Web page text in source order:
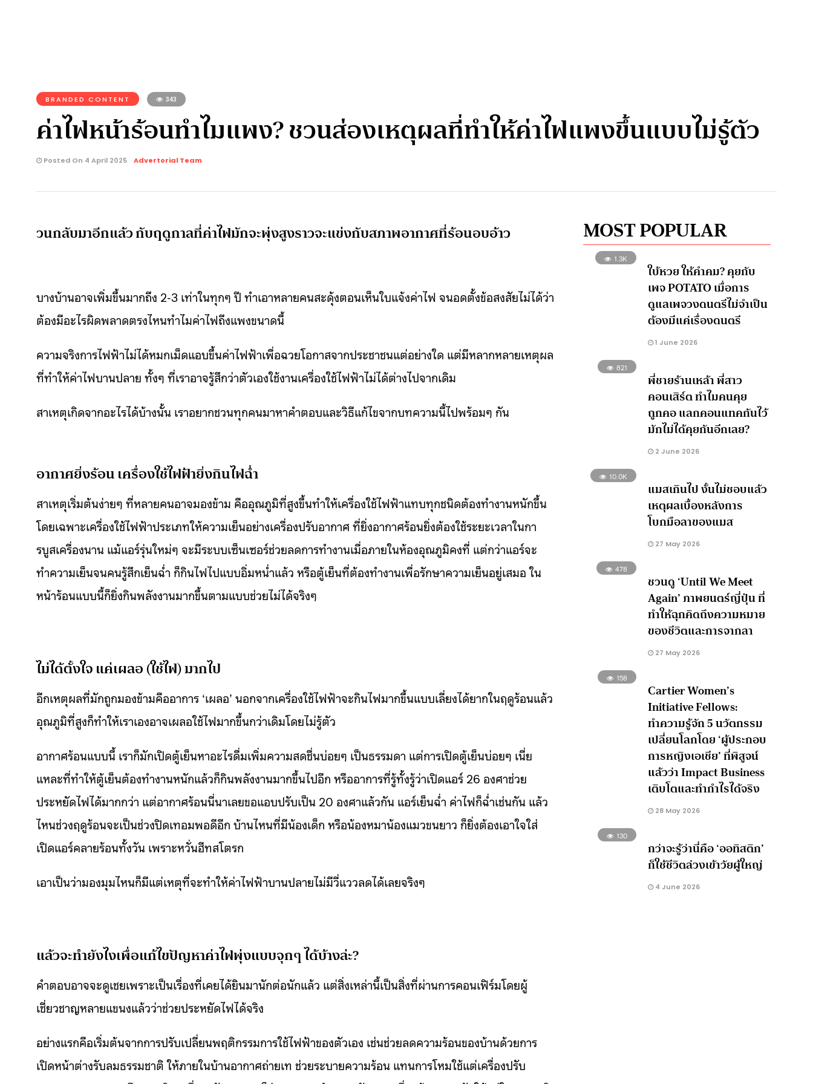
BRANDED CONTENT 343
ค่าไฟหน้าร้อนทำไมแพง? ชวนส่องเหตุผลที่ทำให้ค่าไฟแพงขึ้นแบบไม่รู้ตัว
Posted On 4 April 2025 Advertorial Team
วนกลับมาอีกแล้ว กับฤดูกาลที่ค่าไฟมักจะพุ่งสูงราวจะแข่งกับสภาพอากาศที่ร้อนอบอ้าว
บางบ้านอาจเพิ่มขึ้นมากถึง 2-3 เท่าในทุกๆ ปี ทำเอาหลายคนสะดุ้งตอนเห็นใบแจ้งค่าไฟ จนอดตั้งข้อสงสัยไม่ได้ว่า
ต้องมีอะไรผิดพลาดตรงไหนทำไมค่าไฟถึงแพงขนาดนี้
ความจริงการไฟฟ้าไม่ได้หมกเม็ดแอบขึ้นค่าไฟฟ้าเพื่อฉวยโอกาสจากประชาชนแต่อย่างใด แต่มีหลากหลายเหตุผล
ที่ทำให้ค่าไฟบานปลาย ทั้งๆ ที่เราอาจรู้สึกว่าตัวเองใช้งานเครื่องใช้ไฟฟ้าไม่ได้ต่างไปจากเดิม
สาเหตุเกิดจากอะไรได้บ้างนั้น เราอยากชวนทุกคนมาหาคำตอบและวิธีแก้ไขจากบทความนี้ไปพร้อมๆ กัน
อากาศยิ่งร้อน เครื่องใช้ไฟฟ้ายิ่งกินไฟฉ่ำ
สาเหตุเริ่มต้นง่ายๆ ที่หลายคนอาจมองข้าม คืออุณภูมิที่สูงขึ้นทำให้เครื่องใช้ไฟฟ้าแทบทุกชนิดต้องทำงานหนักขึ้น
โดยเฉพาะเครื่องใช้ไฟฟ้าประเภทให้ความเย็นอย่างเครื่องปรับอากาศ ที่ยิ่งอากาศร้อนยิ่งต้องใช้ระยะเวลาในกา
รบูสเครื่องนาน แม้แอร์รุ่นใหม่ๆ จะมีระบบเซ็นเซอร์ช่วยลดการทำงานเมื่อภายในห้องอุณภูมิคงที่ แต่กว่าแอร์จะ
ทำความเย็นจนคนรู้สึกเย็นฉ่ำ ก็กินไฟไปแบบอิ่มหน่ำแล้ว หรือตู้เย็นที่ต้องทำงานเพื่อรักษาความเย็นอยู่เสมอ ใน
หน้าร้อนแบบนี้ก็ยิ่งกินพลังงานมากขึ้นตามแบบช่วยไม่ได้จริงๆ
ไม่ได้ตั้งใจ แค่เผลอ (ใช้ไฟ) มากไป
อีกเหตุผลที่มักถูกมองข้ามคืออาการ ‘เผลอ’ นอกจากเครื่องใช้ไฟฟ้าจะกินไฟมากขึ้นแบบเลี่ยงได้ยากในฤดูร้อนแล้ว
อุณภูมิที่สูงก็ทำให้เราเองอาจเผลอใช้ไฟมากขึ้นกว่าเดิมโดยไม่รู้ตัว
อากาศร้อนแบบนี้ เราก็มักเปิดตู้เย็นหาอะไรดื่มเพิ่มความสดชื่นบ่อยๆ เป็นธรรมดา แต่การเปิดตู้เย็นบ่อยๆ เนี่ย
แหละที่ทำให้ตู้เย็นต้องทำงานหนักแล้วก็กินพลังงานมากขึ้นไปอีก หรืออาการที่รู้ทั้งรู้ว่าเปิดแอร์ 26 องศาช่วย
ประหยัดไฟได้มากกว่า แต่อากาศร้อนนี่นาเลยขอแอบปรับเป็น 20 องศาแล้วกัน แอร์เย็นฉ่ำ ค่าไฟก็ฉ่ำเช่นกัน แล้ว
ไหนช่วงฤดูร้อนจะเป็นช่วงปิดเทอมพอดีอีก บ้านไหนที่มีน้องเด็ก หรือน้องหมาน้องแมวขนยาว ก็ยิ่งต้องเอาใจใส่
เปิดแอร์คลายร้อนทั้งวัน เพราะหวั่นฮีทสโตรก
เอาเป็นว่ามองมุมไหนก็มีแต่เหตุที่จะทำให้ค่าไฟฟ้าบานปลายไม่มีวี่แววลดได้เลยจริงๆ
แล้วจะทำยังไงเพื่อแก้ไขปัญหาค่าไฟพุ่งแบบจุกๆ ได้บ้างล่ะ?
คำตอบอาจจะดูเชยเพราะเป็นเรื่องที่เคยได้ยินมานักต่อนักแล้ว แต่สิ่งเหล่านี้เป็นสิ่งที่ผ่านการคอนเฟิร์มโดยผู้
เชี่ยวชาญหลายแขนงแล้วว่าช่วยประหยัดไฟได้จริง
อย่างแรกคือเริ่มต้นจากการปรับเปลี่ยนพฤติกรรมการใช้ไฟฟ้าของตัวเอง เช่นช่วยลดความร้อนของบ้านด้วยการ
เปิดหน้าต่างรับลมธรรมชาติ ให้ภายในบ้านอากาศถ่ายเท ช่วยระบายความร้อน แทนการโหมใช้แต่เครื่องปรับ
MOST POPULAR
1.3K
ใบ้หวย ให้คำคม? คุยกับ
เพจ POTATO เมื่อการ
ดูแลเพจวงดนตรีไม่จำเป็น
ต้องมีแค่เรื่องดนตรี
1 June 2026
821
พี่ชายร้านเหล้า พี่สาว
คอนเสิร์ต ทำไมคนคุย
ถูกคอ แลกคอนแทคกันไว้
มักไม่ได้คุยกันอีกเลย?
2 June 2026
10.0K
แมสเกินไป งั้นไม่ชอบแล้ว
เหตุผลเบื้องหลังการ
โบกมือลาของแมส
27 May 2026
478
ชวนดู ‘Until We Meet
Again’ ภาพยนตร์ญี่ปุ่น ที่
ทำให้ฉุกคิดถึงความหมาย
ของชีวิตและการจากลา
27 May 2026
158
Cartier Women’s
Initiative Fellows:
ทำความรู้จัก 5 นวัตกรรม
เปลี่ยนโลกโดย ‘ผู้ประกอบ
การหญิงเอเชีย’ ที่พิสูจน์
แล้วว่า Impact Business
เติบโตและทำกำไรได้จริง
28 May 2026
130
กว่าจะรู้ว่านี่คือ ‘ออทิสติก’
ก็ใช้ชีวิตล่วงเข้าวัยผู้ใหญ่
4 June 2026